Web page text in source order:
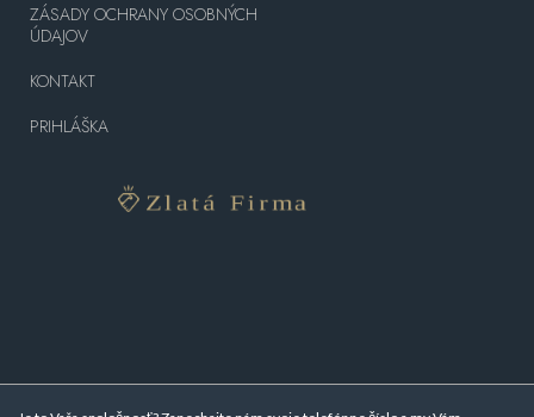
ZÁSADY OCHRANY OSOBNÝCH
ÚDAJOV
KONTAKT
PRIHLÁŠKA